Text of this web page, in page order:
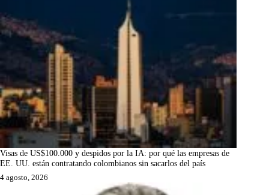
Visas de US$100.000 y despidos por la IA: por qué las empresas de
EE. UU. están contratando colombianos sin sacarlos del país
4 agosto, 2026